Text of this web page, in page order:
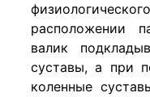
расположении
валик
суставы, а при
коленные